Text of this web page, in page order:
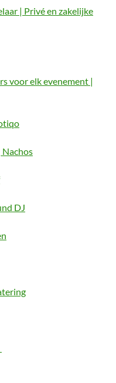
| Privé en zakelijke
voor elk evenement |
DJ